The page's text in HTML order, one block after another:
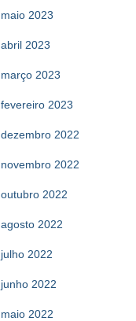
maio 2023
abril 2023
março 2023
fevereiro 2023
dezembro 2022
novembro 2022
outubro 2022
agosto 2022
julho 2022
junho 2022
maio 2022